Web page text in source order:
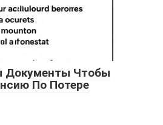
Документы Чтобы
По Потере